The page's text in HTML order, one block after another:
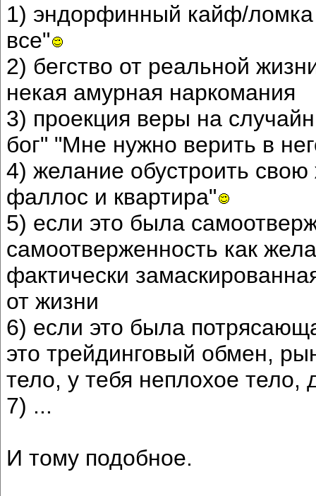
1) эндорфинный кайф/
все"
2) бегство от реальной
некая амурная наркомания
3) проекция веры на
бог" "Мне нужно верить в
4) желание обустроить свою
фаллос и квартира"
5) если это была
самоотверженность как
фактически
от жизни
6) если это была
это трейдинговый обмен,
тело, у тебя неплохое тело,
7) ...
И тому подобное.